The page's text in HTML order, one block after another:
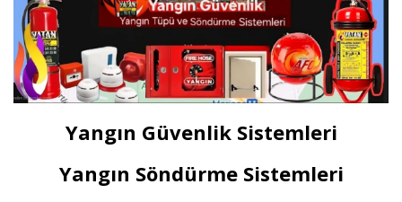
Yangın Güvenlik Sistemleri
Yangın Söndürme Sistemleri